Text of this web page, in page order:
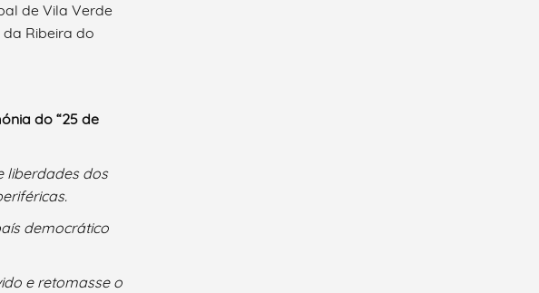
de Vila Verde
Ribeira do
do “25 de
liberdades dos
democrático
e retomasse o